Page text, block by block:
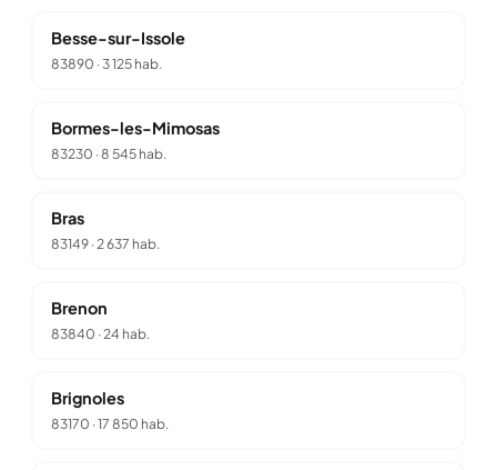
Besse-sur-Issole
83890 ·3 125 hab.
Bormes-les-Mimosas
83230 ·8 545 hab.
Bras
83149·2 637 hab.
Brenon
83840 ·24 hab.
Brignoles
83170 ·17 850 hab.